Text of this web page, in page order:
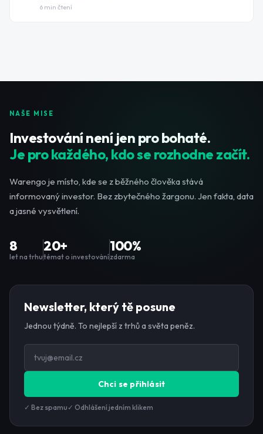
6 min čtení
NAŠE MISE
Investování není jen pro bohaté.
Je pro každého, kdo se rozhodne začít.
Warengo je místo, kde se z běžného člověka stává
informovaný investor. Bez zbytečného žargonu. Jen fakta, data
a jasné vysvětlení.
8
let na trhu
20+
témat o investování
100%
zdarma
Newsletter, který tě posune
Jednou týdně. To nejlepší z trhů a světa peněz.
Chci se přihlásit
✓ Bez spamu ✓ Odhlášení jedním klikem